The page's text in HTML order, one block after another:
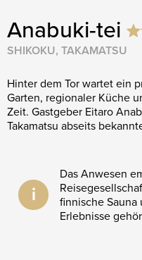
Anabuki-tei
SHIKOKU, TAKAMATSU
Hinter dem Tor wartet ein
Garten, regionaler Küche
Zeit. Gastgeber Eitaro
Takamatsu abseits
i
Das Anwesen
finnische
Erlebnisse